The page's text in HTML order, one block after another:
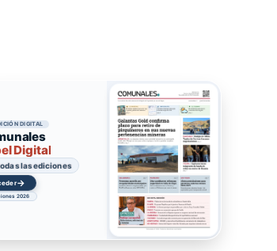
DIGITAL
Digital
las ediciones
→
2026